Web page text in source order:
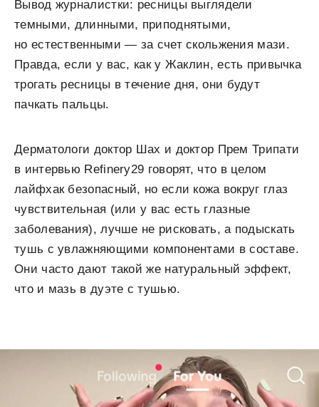
Вывод журналистки: ресницы выглядели
темными, длинными, приподнятыми,
но естественными — за счет скольжения мази.
Правда, если у вас, как у Жаклин, есть привычка
трогать ресницы в течение дня, они будут
пачкать пальцы.
Дерматологи доктор Шах и доктор Прем Трипати
в интервью Refinery29 говорят, что в целом
лайфхак безопасный, но если кожа вокруг глаз
чувствительная (или у вас есть глазные
заболевания), лучше не рисковать, а подыскать
тушь с увлажняющими компонентами в составе.
Они часто дают такой же натуральный эффект,
что и мазь в дуэте с тушью.